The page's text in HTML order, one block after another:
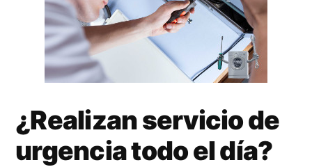
¿Realizan servicio de
urgencia todo el día?